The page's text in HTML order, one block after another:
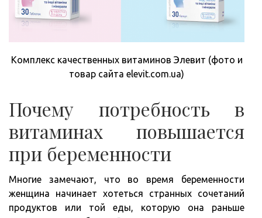
Комплекс качественных витаминов Элевит (фото и
товар сайта elevit.com.ua)
Почему потребность в
витаминах повышается
при беременности
Многие замечают, что во время беременности
женщина начинает хотеться странных сочетаний
продуктов или той еды, которую она раньше